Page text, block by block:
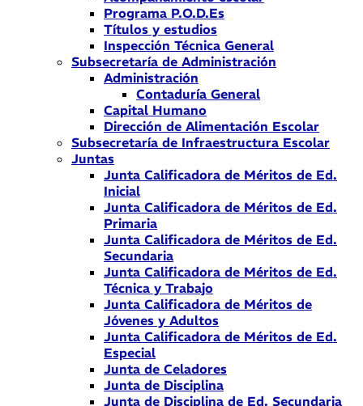
Programa P.O.D.Es
Títulos y estudios
Inspección Técnica General
Subsecretaría de Administración
Administración
Contaduría General
Capital Humano
Dirección de Alimentación Escolar
Subsecretaría de Infraestructura Escolar
Juntas
Junta Calificadora de Méritos de Ed.
Inicial
Junta Calificadora de Méritos de Ed.
Primaria
Junta Calificadora de Méritos de Ed.
Secundaria
Junta Calificadora de Méritos de Ed.
Técnica y Trabajo
Junta Calificadora de Méritos de
Jóvenes y Adultos
Junta Calificadora de Méritos de Ed.
Especial
Junta de Celadores
Junta de Disciplina
Junta de Disciplina de Ed. Secundaria